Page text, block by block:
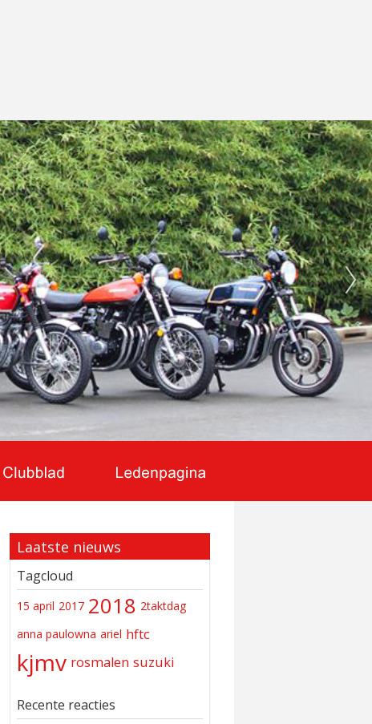
Laatste nieuws
Tagcloud
15 april 2017 2018 2taktdag
anna paulowna ariel hftc
kjmv rosmalen suzuki
Recente reacties